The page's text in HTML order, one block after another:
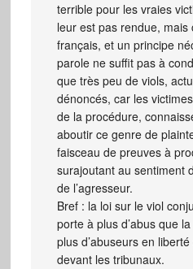
terrible pour les vraies
leur est pas rendue, mais
français, et un principe
parole ne suffit pas à
que très peu de viols,
dénoncés, car les
de la procédure,
aboutir ce genre de
faisceau de preuves à
surajoutant au sentiment
de l’agresseur.
Bref : la loi sur le viol
porte à plus d’abus que
plus d’abuseurs en
devant les tribunaux.